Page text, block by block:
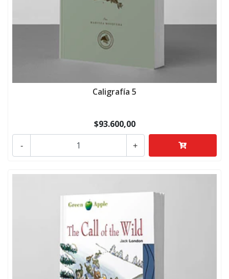
Caligrafía 5
$93.600,00
+
-